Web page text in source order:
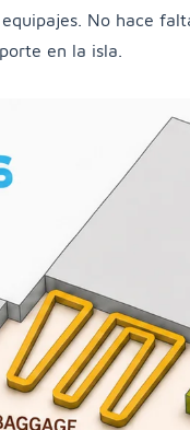
No hace
en la isla.